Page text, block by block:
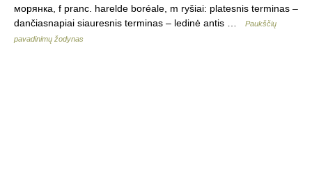
морянка, f pranc. harelde boréale, m ryšiai: platesnis terminas –
dančiasnapiai siauresnis terminas – ledinė antis …
Paukščių
pavadinimų žodynas